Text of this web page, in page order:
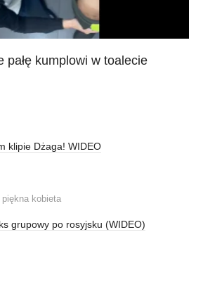
pałę kumplowi w toalecie
klipie Dżaga! WIDEO
kobieta
grupowy po rosyjsku (WIDEO)